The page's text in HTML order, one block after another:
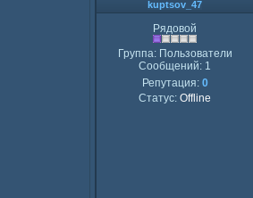
kuptsov_47
Рядовой
Группа: Пользователи
Сообщений: 1
Репутация: 0
Статус: Offline